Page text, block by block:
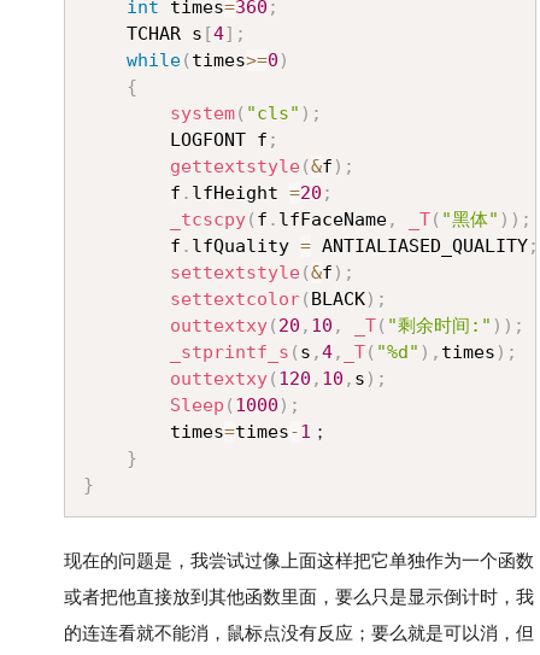
int times=360 ;
	TCHAR s
[4] ;
while( times>=0 )
{
system( "cls" ) ;
		LOGFONT f
;
gettextstyle(&f ) ;
		f
. lfHeight =20 ;
_tcscpy( f . lfFaceName, _T( "黑体" ) ) ;
		f
. lfQuality = ANTIALIASED_QUALITY;
settextstyle(&f ) ;
settextcolor( BLACK) ;
outtextxy( 20 , 10 , _T( "剩余时间:" ) ) ;
_stprintf_s ( s ,4, _T( "%d" ) , times ) ;
outtextxy( 120 , 10 , s ) ;
Sleep ( 1000 ) ;
		times
=times-1 ；
}
}
现在的问题是，我尝试过像上面这样把它单独作为一个函数
或者把他直接放到其他函数里面，要么只是显示倒计时，我
的连连看就不能消，鼠标点没有反应；要么就是可以消，但